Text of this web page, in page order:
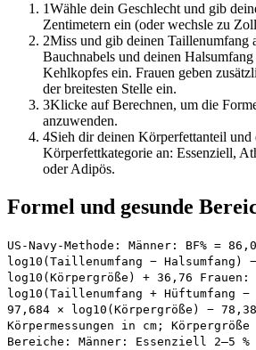
1Wähle dein Geschlecht und gib
Zentimetern ein (oder wechsle zu
2Miss und gib deinen Taillenumfang
Bauchnabels und deinen
Kehlkopfes ein. Frauen geben
der breitesten Stelle ein.
3Klicke auf Berechnen, um die
anzuwenden.
4Sieh dir deinen Körperfettanteil und
Körperfettkategorie an: Essenziell,
oder Adipös.
Formel und gesunde
US-Navy-Methode: Männer: BF% =
log10(Taillenumfang − Halsumfang)
log10(Körpergröße) + 36,76 Frauen:
log10(Taillenumfang + Hüftumfang −
97,684 × log10(Körpergröße) −
Körpermessungen in cm; Körpergröße
Bereiche: Männer: Essenziell 2–5